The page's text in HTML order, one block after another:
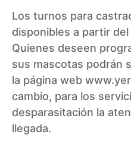
Los turnos para
disponibles a partir
Quienes deseen
sus mascotas podrán
la página web
cambio, para los
desparasitación la
llegada.